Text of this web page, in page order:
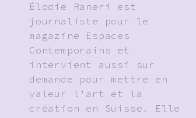
Élodie Raneri est
journaliste pour le
magazine Espaces
Contemporains et
intervient aussi sur
demande pour mettre en
valeur l’art et la
création en Suisse. Elle